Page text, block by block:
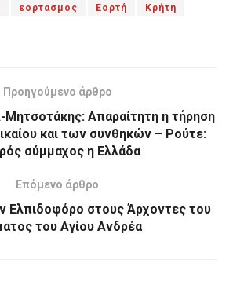
εορτασμος Εορτή Κρήτη
Προηγούμενο άρθρο
Απαραίτητη η τήρηση
και των συνθηκών – Ρούτε:
σύμμαχος η Ελλάδα
Επόμενο άρθρο
Ελπιδοφόρο στους Άρχοντες του
του Αγίου Ανδρέα